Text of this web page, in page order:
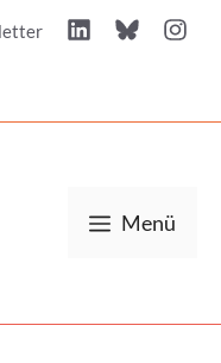
Menü